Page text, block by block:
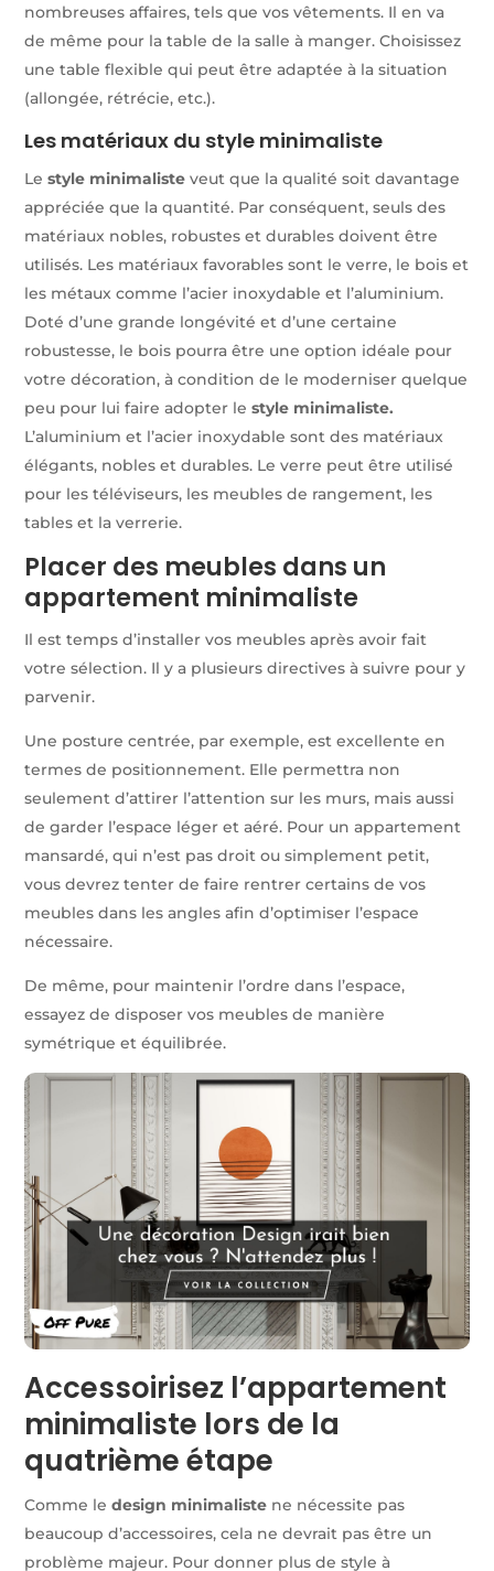
nombreuses affaires, tels que vos vêtements. Il en va
de même pour la table de la salle à manger. Choisissez
une table flexible qui peut être adaptée à la situation
(allongée, rétrécie, etc.).
Les matériaux du style minimaliste
Lestyle minimaliste veut que la qualité soit davantage
appréciée que la quantité. Par conséquent, seuls des
matériaux nobles, robustes et durables doivent être
utilisés. Les matériaux favorables sont le verre, le bois et
les métaux comme l’acier inoxydable et l’aluminium.
Doté d’une grande longévité et d’une certaine
robustesse, le bois pourra être une option idéale pour
votre décoration, à condition de le moderniser quelque
peu pour lui faire adopter lestyle minimaliste.
L’aluminium et l’acier inoxydable sont des matériaux
élégants, nobles et durables. Le verre peut être utilisé
pour les téléviseurs, les meubles de rangement, les
tables et la verrerie.
Placer des meubles dans un
appartement minimaliste
Il est temps d’installer vos meubles après avoir fait
votre sélection. Il y a plusieurs directives à suivre pour y
parvenir.
Une posture centrée, par exemple, est excellente en
termes de positionnement. Elle permettra non
seulement d’attirer l’attention sur les murs, mais aussi
de garder l’espace léger et aéré. Pour un appartement
mansardé, qui n’est pas droit ou simplement petit,
vous devrez tenter de faire rentrer certains de vos
meubles dans les angles afin d’optimiser l’espace
nécessaire.
De même, pour maintenir l’ordre dans l’espace,
essayez de disposer vos meubles de manière
symétrique et équilibrée.
Accessoirisez l’appartement
minimaliste lors de la
quatrième étape
Comme ledesign minimaliste ne nécessite pas
beaucoup d’accessoires, cela ne devrait pas être un
problème majeur. Pour donner plus de style à